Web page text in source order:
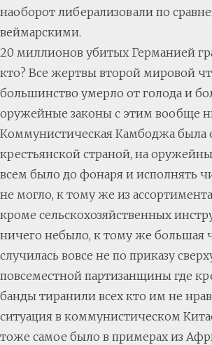
наоборот либерализовали по
веймарскими.
20 миллионов убитых Германией
кто? Все жертвы второй мировой
большинство умерло от голода и
оружейные законы с этим вообще
Коммунистическая Камбоджа была
крестьянской страной, на
всем было до фонаря и исполнять
не могло, к тому же из
кроме сельскохозяйственных
ничего небыло, к тому же большая
случилась вовсе не по приказу
повсеместной партизанщины где
банды тиранили всех кто им не
ситуация в коммунистическом
тоже самое было в примерах из